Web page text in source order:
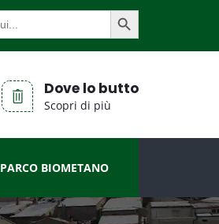
SEARCH BUTTON
Dove lo butto
Scopri di più
PARCO BIOMETANO